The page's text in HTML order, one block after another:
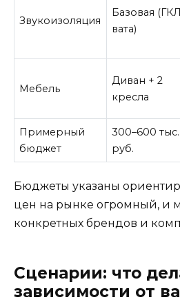
Звукоизоляция
Базовая
вата)
Мебель
Диван + 2
кресла
Примерный
бюджет
300–600 тыс.
руб.
Бюджеты указаны
цен на рынке огромный, и
конкретных брендов и
Сценарии: что
зависимости от